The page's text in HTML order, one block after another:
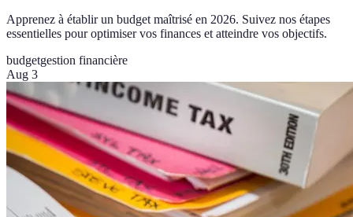
Apprenez à établir un budget maîtrisé en 2026. Suivez nos étapes
essentielles pour optimiser vos finances et atteindre vos objectifs.
budgetgestion financière
Aug 3